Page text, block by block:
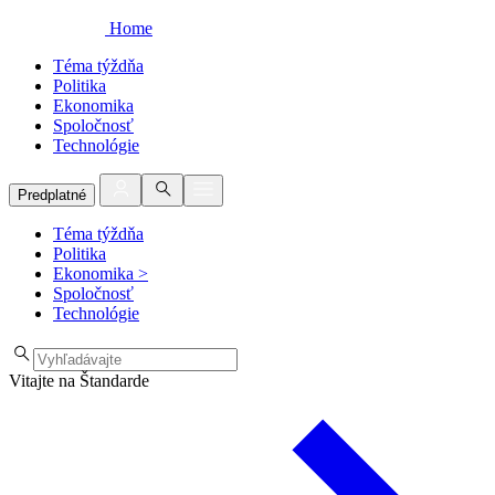
Home
Téma týždňa
Politika
Ekonomika
Spoločnosť
Technológie
Predplatné
Téma týždňa
Politika
Ekonomika >
Spoločnosť
Technológie
Vitajte na Štandarde